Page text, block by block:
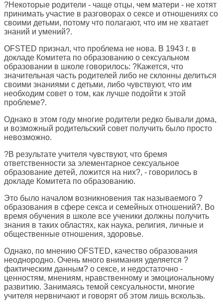
?Некоторые родители - чаще отцы, чем матери - не хотят
принимать участие в разговорах о сексе и отношениях со
своими детьми, потому что полагают, что им не хватает
знаний и умений?.
OFSTED признал, что проблема не нова. В 1943 г. в
докладе Комитета по образованию о сексуальном
образовании в школе говорилось: ?Кажется, что
значительная часть родителей либо не склонны делиться
своими знаниями с детьми, либо чувствуют, что им
необходим совет о том, как лучше подойти к этой
проблеме?.
Однако в этом году многие родители редко бывали дома,
и возможный родительский совет получить было просто
невозможно.
?В результате учителя чувствуют, что бремя
ответственности за элементарное сексуальное
образование детей, ложится на них?, - говорилось в
докладе Комитета по образованию.
Это было началом возникновения так называемого ?
образования в сфере секса и семейных отношений?. Во
время обучения в школе все ученики должны получить
знания в таких областях, как наука, религия, личные и
общественные отношения, здоровье.
Однако, по мнению OFSTED, качество образования
неоднородно. Очень много внимания уделяется ?
фактическим данным? о сексе, и недостаточно -
ценностям, мнениям, нравственному и эмоциональному
развитию. Занимаясь темой сексуальности, многие
учителя нервничают и говорят об этом лишь вскользь.